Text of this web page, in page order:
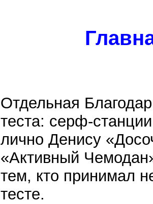
Отдельная
теста: серф-
лично Денису
«Активный
тем, кто принимал
тесте.